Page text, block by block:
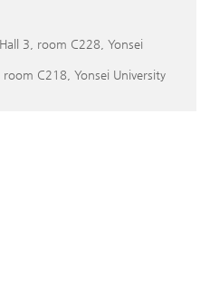
3, room C228, Yonsei
C218, Yonsei University